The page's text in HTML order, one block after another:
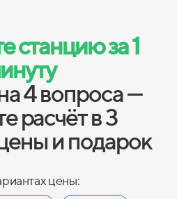
станцию за 1
4 вопроса —
расчёт в 3
и подарок
цены: